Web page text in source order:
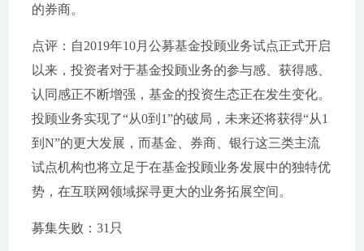
的券商。
点评：自2019年10月公募基金投顾业务试点正式开启
以来，投资者对于基金投顾业务的参与感、获得感、
认同感正不断增强，基金的投资生态正在发生变化。
投顾业务实现了“从0到1”的破局，未来还将获得“从1
到N”的更大发展，而基金、券商、银行这三类主流
试点机构也将立足于在基金投顾业务发展中的独特优
势，在互联网领域探寻更大的业务拓展空间。
募集失败：31只